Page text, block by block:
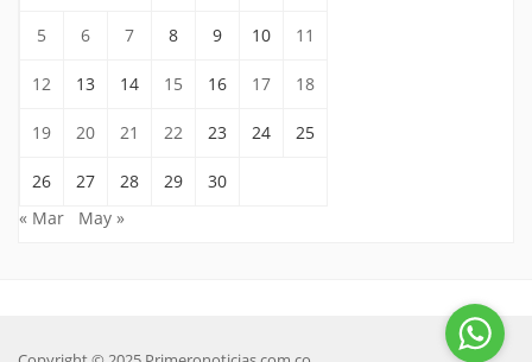
5 6 7 8 9 10 11
12 13 14 15 16 17 18
19 20 21 22 23 24 25
26 27 28 29
30
« Mar
May »